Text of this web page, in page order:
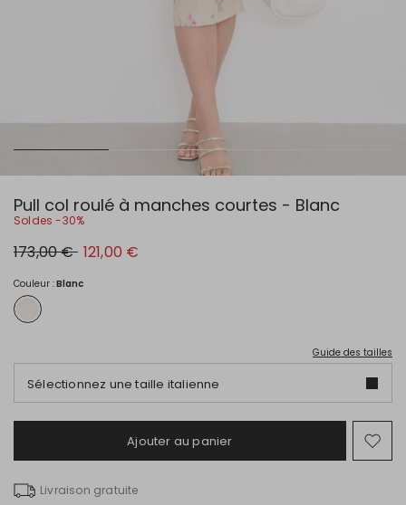
Pull col roulé à manches courtes - Blanc
Soldes -30%
Prix
original
€
173,00 € Nouveau
prix
€
121,00 €
Couleur :Blanc
Guide des tailles
Sélectionnez une taille italienne
Ajouter au panier
Livraison gratuite